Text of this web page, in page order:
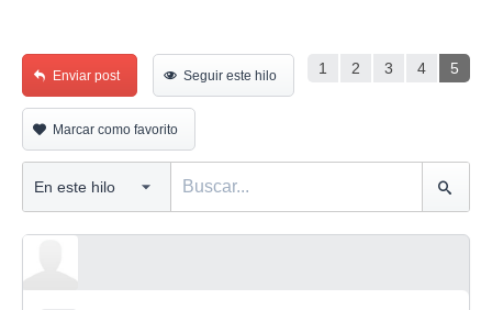
1 2 3 4 5
Enviar post Seguir este hilo
Marcar como favorito